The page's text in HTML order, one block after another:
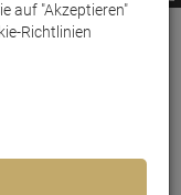
auf "Akzeptieren"
Richtlinien